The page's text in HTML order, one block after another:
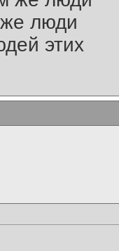
люди
этих